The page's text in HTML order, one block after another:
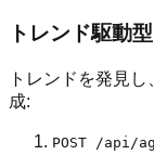
トレンド駆動
トレンドを発見
成:
POST /api/